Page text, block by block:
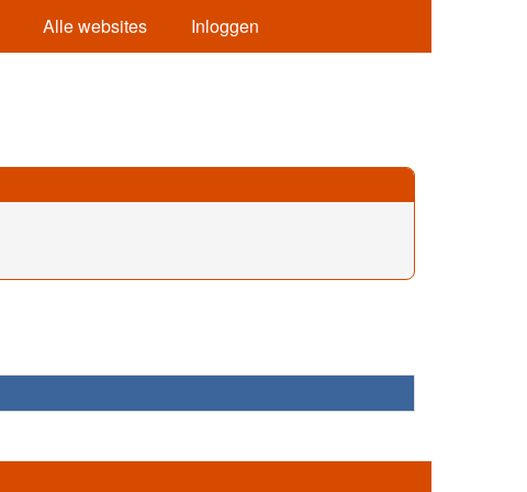
Alle websites Inloggen